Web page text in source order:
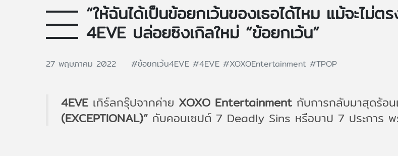
“ให้ฉันได้เป็นข้อยกเว้นของเธอได้ไหม แม้จะไม่ต
4EVE ปล่อยซิงเกิลใหม่ “ข้อยกเว้น”
27 พฤษภาคม 2022 #ข้อยกเว้น4EVE#4EVE#XOXOEntertainment#TPOP
4EVE เกิร์ลกรุ๊ปจากค่าย XOXO Entertainmentกับการกลับมาสุดร้อน
(EXCEPTIONAL)” กับคอนเซปต์ 7 Deadly Sins หรือบาป 7 ประการ